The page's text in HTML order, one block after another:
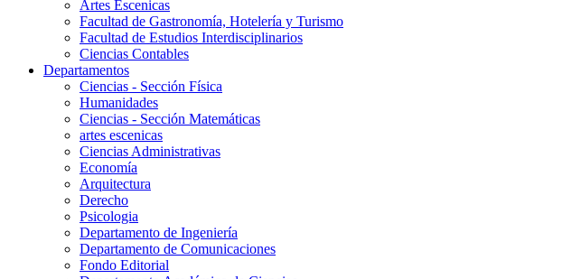
Artes Escenicas
Facultad de Gastronomía, Hotelería y Turismo
Facultad de Estudios Interdisciplinarios
Ciencias Contables
Departamentos
Ciencias - Sección Física
Humanidades
Ciencias - Sección Matemáticas
artes escenicas
Ciencias Administrativas
Economía
Arquitectura
Derecho
Psicologia
Departamento de Ingeniería
Departamento de Comunicaciones
Fondo Editorial